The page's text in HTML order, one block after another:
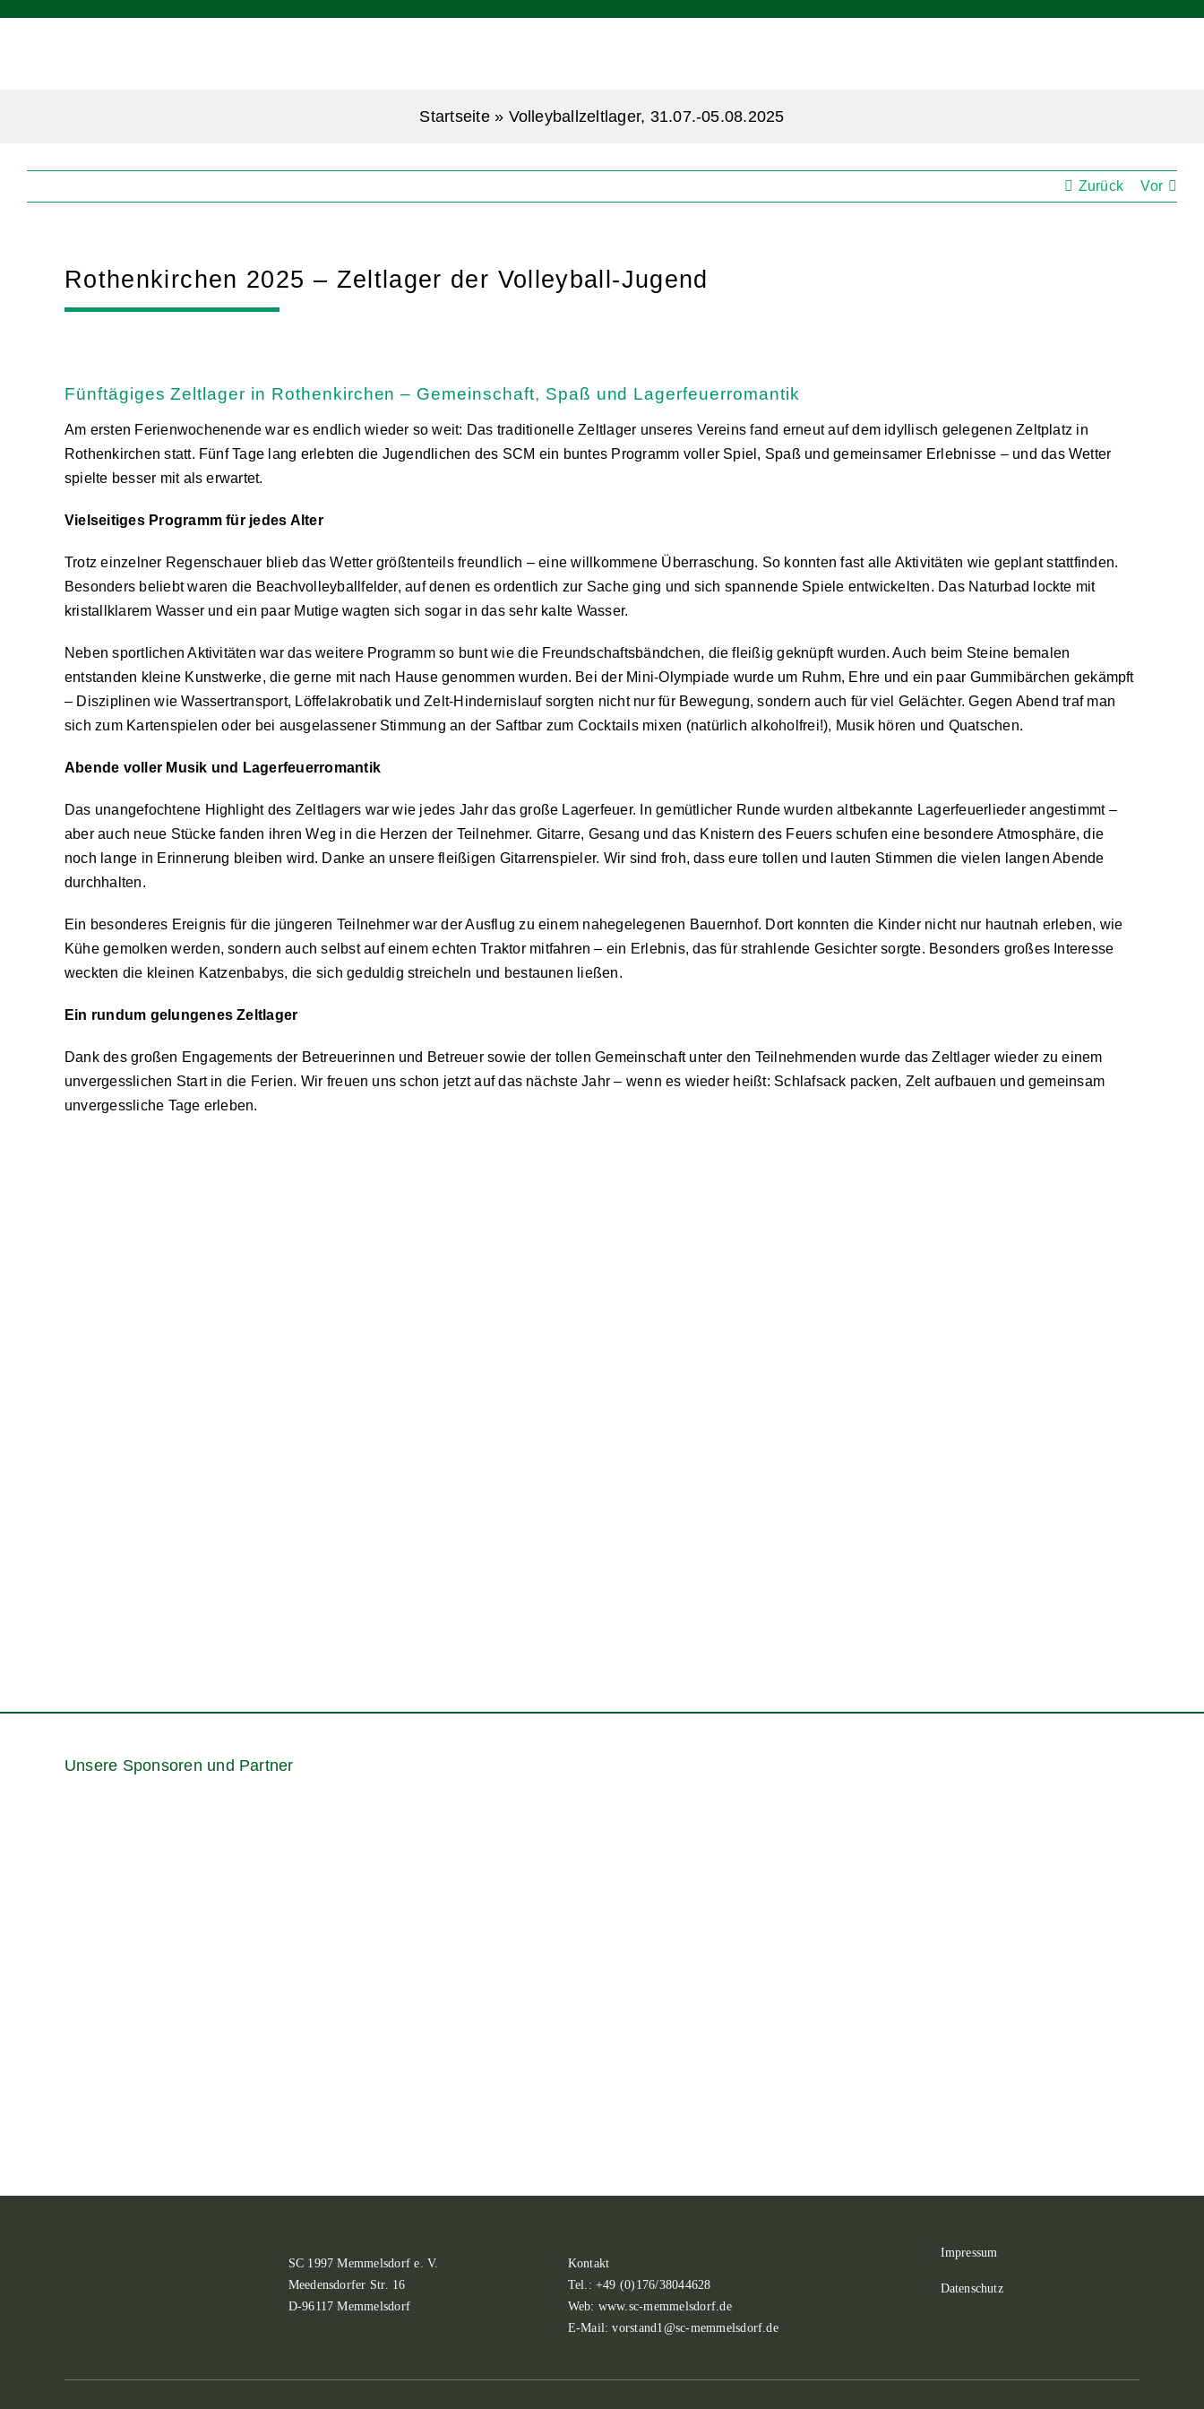
Startseite» Volleyballzeltlager, 31.07.-05.08.2025
Zurück Vor
Rothenkirchen 2025 – Zeltlager der Volleyball-Jugend
Fünftägiges Zeltlager in Rothenkirchen – Gemeinschaft, Spaß und Lagerfeuerromantik
Am ersten Ferienwochenende war es endlich wieder so weit: Das traditionelle Zeltlager unseres Vereins fand erneut auf dem idyllisch gelegenen Zeltplatz in
Rothenkirchen statt. Fünf Tage lang erlebten die Jugendlichen des SCM ein buntes Programm voller Spiel, Spaß und gemeinsamer Erlebnisse – und das Wetter
spielte besser mit als erwartet.
Vielseitiges Programm für jedes Alter
Trotz einzelner Regenschauer blieb das Wetter größtenteils freundlich – eine willkommene Überraschung. So konnten fast alle Aktivitäten wie geplant stattfinden.
Besonders beliebt waren die Beachvolleyballfelder, auf denen es ordentlich zur Sache ging und sich spannende Spiele entwickelten. Das Naturbad lockte mit
kristallklarem Wasser und ein paar Mutige wagten sich sogar in das sehr kalte Wasser.
Neben sportlichen Aktivitäten war das weitere Programm so bunt wie die Freundschaftsbändchen, die fleißig geknüpft wurden. Auch beim Steine bemalen
entstanden kleine Kunstwerke, die gerne mit nach Hause genommen wurden. Bei der Mini-Olympiade wurde um Ruhm, Ehre und ein paar Gummibärchen gekämpft
– Disziplinen wie Wassertransport, Löffelakrobatik und Zelt-Hindernislauf sorgten nicht nur für Bewegung, sondern auch für viel Gelächter. Gegen Abend traf man
sich zum Kartenspielen oder bei ausgelassener Stimmung an der Saftbar zum Cocktails mixen (natürlich alkoholfrei!), Musik hören und Quatschen.
Abende voller Musik und Lagerfeuerromantik
Das unangefochtene Highlight des Zeltlagers war wie jedes Jahr das große Lagerfeuer. In gemütlicher Runde wurden altbekannte Lagerfeuerlieder angestimmt –
aber auch neue Stücke fanden ihren Weg in die Herzen der Teilnehmer. Gitarre, Gesang und das Knistern des Feuers schufen eine besondere Atmosphäre, die
noch lange in Erinnerung bleiben wird. Danke an unsere fleißigen Gitarrenspieler. Wir sind froh, dass eure tollen und lauten Stimmen die vielen langen Abende
durchhalten.
Ein besonderes Ereignis für die jüngeren Teilnehmer war der Ausflug zu einem nahegelegenen Bauernhof. Dort konnten die Kinder nicht nur hautnah erleben, wie
Kühe gemolken werden, sondern auch selbst auf einem echten Traktor mitfahren – ein Erlebnis, das für strahlende Gesichter sorgte. Besonders großes Interesse
weckten die kleinen Katzenbabys, die sich geduldig streicheln und bestaunen ließen.
Ein rundum gelungenes Zeltlager
Dank des großen Engagements der Betreuerinnen und Betreuer sowie der tollen Gemeinschaft unter den Teilnehmenden wurde das Zeltlager wieder zu einem
unvergesslichen Start in die Ferien. Wir freuen uns schon jetzt auf das nächste Jahr – wenn es wieder heißt: Schlafsack packen, Zelt aufbauen und gemeinsam
unvergessliche Tage erleben.
Unsere Sponsoren und Partner
SC 1997 Memmelsdorf e. V.
Meedensdorfer Str. 16
D-96117 Memmelsdorf
Kontakt
Tel.: +49 (0)176/38044628
Web: www.sc-memmelsdorf.de
E-Mail: vorstand1@sc-memmelsdorf.de
Impressum
Datenschutz